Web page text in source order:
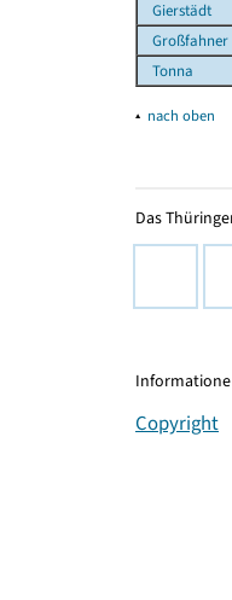
Gierstädt
Großfahner
Tonna
▴ nach oben
Das
Copyright